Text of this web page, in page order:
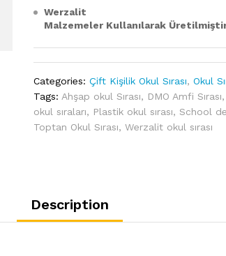
Werzalit
Malzemeler Kullanılarak
Categories:Çift Kişilik Okul Sırası,Okul
Tags: Ahşap okul Sırası, DMO Amfi Sırası
okul sıraları, Plastik okul sırası,School
Toptan Okul Sırası,Werzalit okul sırası
Description